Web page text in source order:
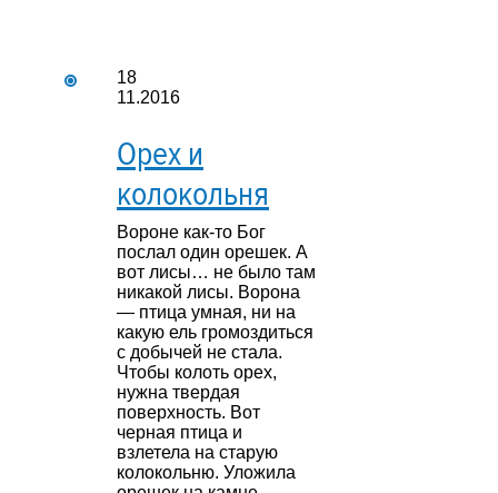
18
11.2016
Орех и
колокольня
Вороне как-то Бог
послал один орешек. А
вот лисы… не было там
никакой лисы. Ворона
— птица умная, ни на
какую ель громоздиться
с добычей не стала.
Чтобы колоть орех,
нужна твердая
поверхность. Вот
черная птица и
взлетела на старую
колокольню. Уложила